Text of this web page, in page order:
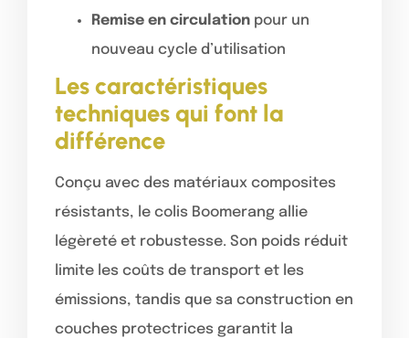
Remise en circulation pour un
nouveau cycle d’utilisation
Les caractéristiques
techniques qui font la
différence
Conçu avec des matériaux composites
résistants, le colis Boomerang allie
légèreté et robustesse. Son poids réduit
limite les coûts de transport et les
émissions, tandis que sa construction en
couches protectrices garantit la